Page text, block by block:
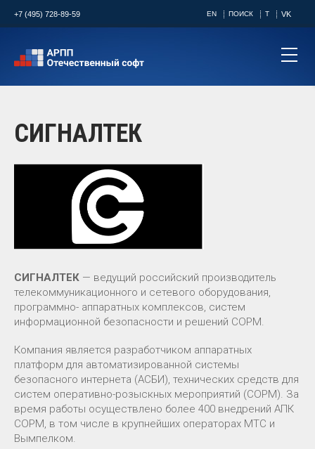
+7 (495) 728-89-59 EN ПОИСК T VK
СИГНАЛТЕК
СИГНАЛТЕК — ведущий российский производитель
телекоммуникационного и сетевого оборудования,
программно- аппаратных комплексов, систем
информационной безопасности и решений СОРМ.
Компания является разработчиком аппаратных
платформ для автоматизированной системы
безопасного интернета (АСБИ), технических средств для
систем оперативно-розыскных мероприятий (СОРМ). За
время работы осуществлено более 400 внедрений АПК
СОРМ, в том числе в крупнейших операторах МТС и
Вымпелком.